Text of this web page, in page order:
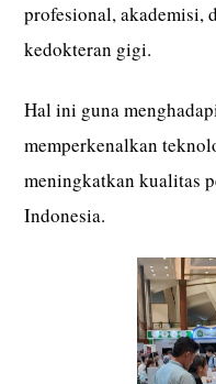
profesional, akademisi,
kedokteran gigi.
Hal ini guna
memperkenalkan
meningkatkan kualitas
Indonesia.